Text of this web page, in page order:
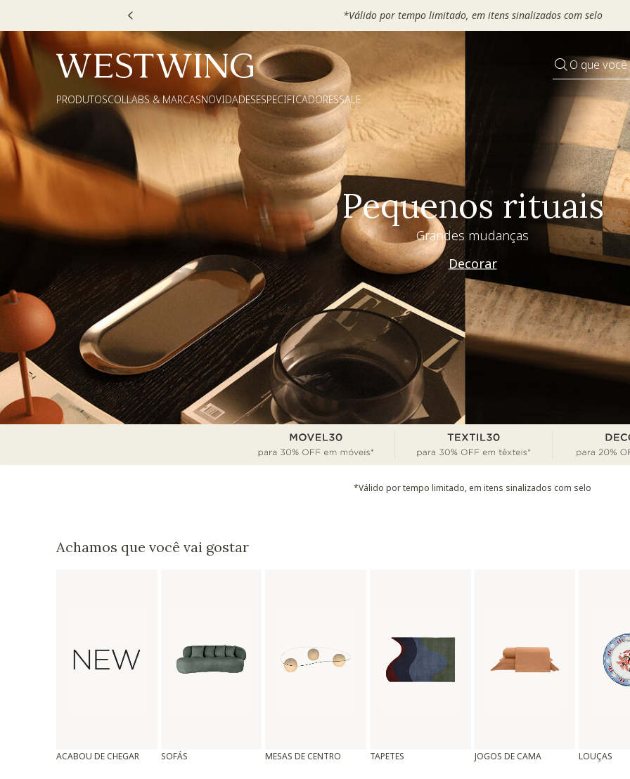
*Válido por tempo limitado, em itens sinalizados com selo
O que
PRODUTOSCOLLABS & MARCASNOVIDADESESPECIFICADORESSALE
Pequenos rituais
Grandes mudanças
Decorar
*Válido por tempo limitado, em itens sinalizados com selo
Achamos que você vai gostar
ACABOU DE CHEGAR SOFÁS MESAS DE CENTRO TAPETES JOGOS DE CAMA LOUÇAS